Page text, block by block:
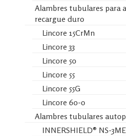
Alambres tubulares para
recargue duro
Lincore 15CrMn
Lincore 33
Lincore 50
Lincore 55
Lincore 55G
Lincore 60-0
Alambres tubulares
INNERSHIELD® NS-3ME